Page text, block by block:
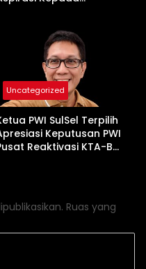
Uncategorized
PWI SulSel Terpilih
Keputusan PWI
Reaktivasi KTA-B
Ruas yang